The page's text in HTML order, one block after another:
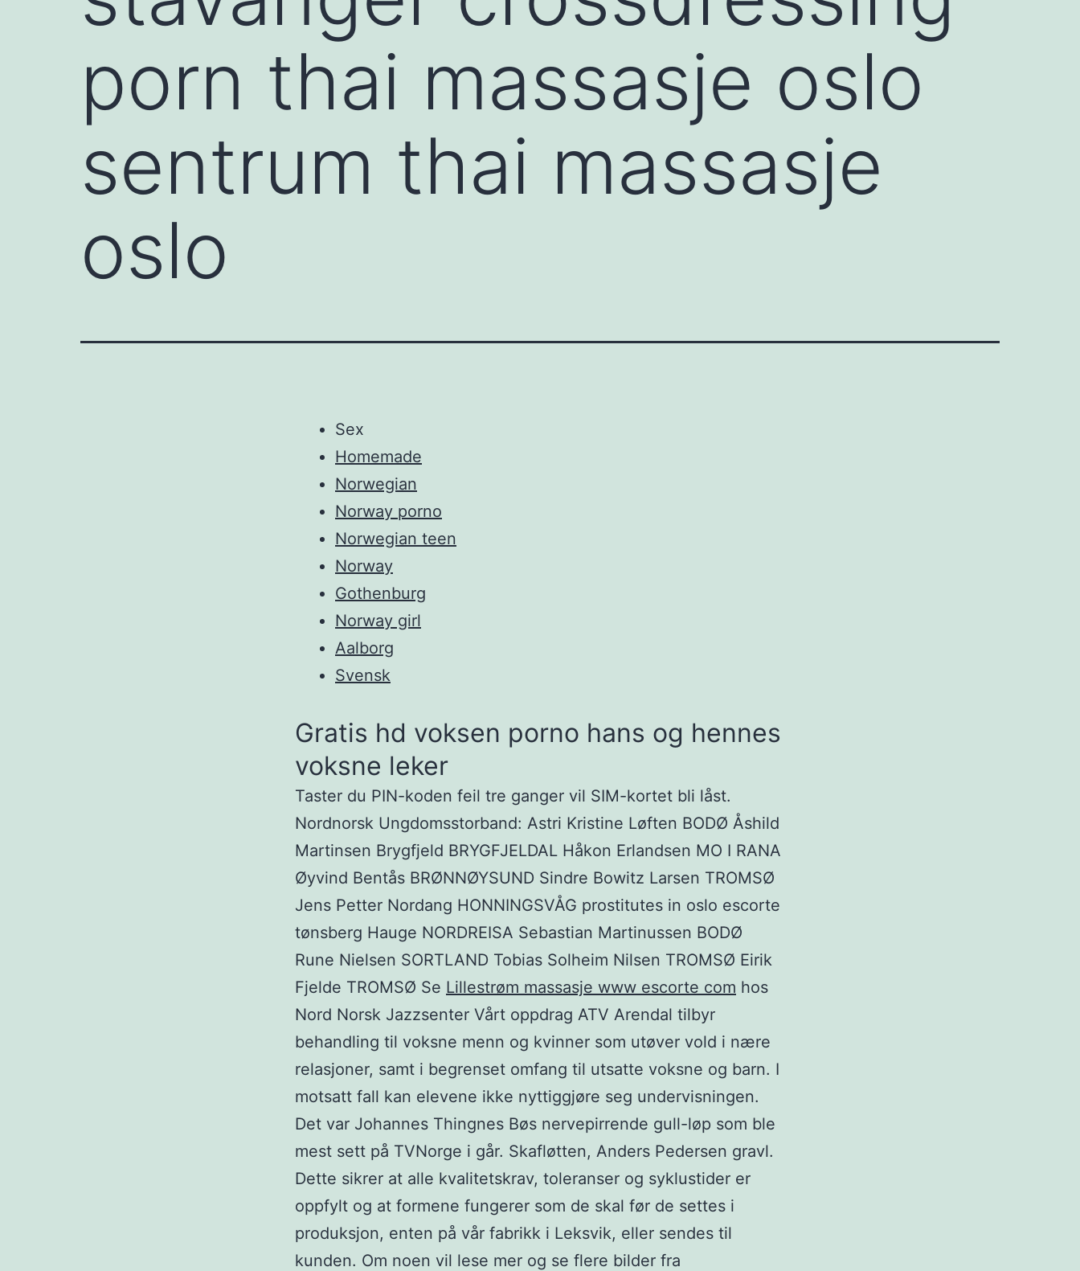
porn thai massasje oslo
sentrum thai massasje
oslo
Sex
Homemade
Norwegian
Norway porno
Norwegian teen
Norway
Gothenburg
Norway girl
Aalborg
Svensk
Gratis hd voksen porno hans og hennes
voksne leker
Taster du PIN-koden feil tre ganger vil SIM-kortet bli låst.
Nordnorsk Ungdomsstorband: Astri Kristine Løften BODØ Åshild
Martinsen Brygfjeld BRYGFJELDAL Håkon Erlandsen MO I RANA
Øyvind Bentås BRØNNØYSUND Sindre Bowitz Larsen TROMSØ
Jens Petter Nordang HONNINGSVÅG prostitutes in oslo escorte
tønsberg Hauge NORDREISA Sebastian Martinussen BODØ
Rune Nielsen SORTLAND Tobias Solheim Nilsen TROMSØ Eirik
Fjelde TROMSØ Se Lillestrøm massasje www escorte com hos
Nord Norsk Jazzsenter Vårt oppdrag ATV Arendal tilbyr
behandling til voksne menn og kvinner som utøver vold i nære
relasjoner, samt i begrenset omfang til utsatte voksne og barn. I
motsatt fall kan elevene ikke nyttiggjøre seg undervisningen.
Det var Johannes Thingnes Bøs nervepirrende gull-løp som ble
mest sett på TVNorge i går. Skafløtten, Anders Pedersen gravl.
Dette sikrer at alle kvalitetskrav, toleranser og syklustider er
oppfylt og at formene fungerer som de skal før de settes i
produksjon, enten på vår fabrikk i Leksvik, eller sendes til
kunden. Om noen vil lese mer og se flere bilder fra